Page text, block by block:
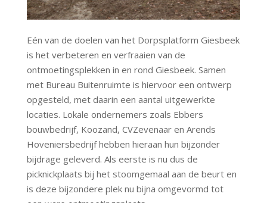
Eén van de doelen van het Dorpsplatform Giesbeek
is het verbeteren en verfraaien van de
ontmoetingsplekken in en rond Giesbeek. Samen
met Bureau Buitenruimte is hiervoor een ontwerp
opgesteld, met daarin een aantal uitgewerkte
locaties. Lokale ondernemers zoals Ebbers
bouwbedrijf, Koozand, CVZevenaar en Arends
Hoveniersbedrijf hebben hieraan hun bijzonder
bijdrage geleverd. Als eerste is nu dus de
picknickplaats bij het stoomgemaal aan de beurt en
is deze bijzondere plek nu bijna omgevormd tot